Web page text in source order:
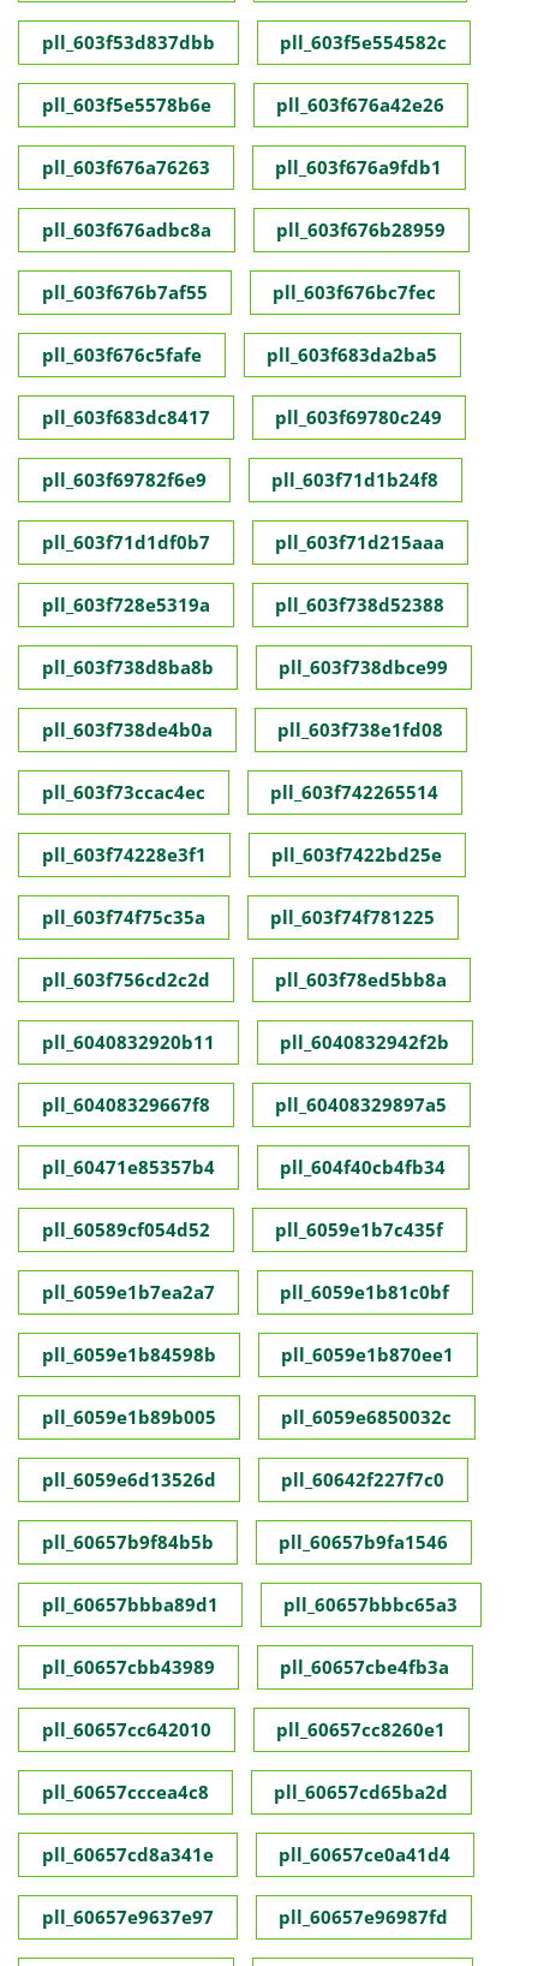
pll_603f53d837dbb pll_603f5e554582c
pll_603f5e5578b6e pll_603f676a42e26
pll_603f676a76263 pll_603f676a9fdb1
pll_603f676adbc8a pll_603f676b28959
pll_603f676b7af55 pll_603f676bc7fec
pll_603f676c5fafe pll_603f683da2ba5
pll_603f683dc8417 pll_603f69780c249
pll_603f69782f6e9 pll_603f71d1b24f8
pll_603f71d1df0b7 pll_603f71d215aaa
pll_603f728e5319a pll_603f738d52388
pll_603f738d8ba8b pll_603f738dbce99
pll_603f738de4b0a pll_603f738e1fd08
pll_603f73ccac4ec pll_603f742265514
pll_603f74228e3f1 pll_603f7422bd25e
pll_603f74f75c35a pll_603f74f781225
pll_603f756cd2c2d pll_603f78ed5bb8a
pll_6040832920b11 pll_6040832942f2b
pll_60408329667f8 pll_60408329897a5
pll_60471e85357b4 pll_604f40cb4fb34
pll_60589cf054d52 pll_6059e1b7c435f
pll_6059e1b7ea2a7 pll_6059e1b81c0bf
pll_6059e1b84598b pll_6059e1b870ee1
pll_6059e1b89b005 pll_6059e6850032c
pll_6059e6d13526d pll_60642f227f7c0
pll_60657b9f84b5b pll_60657b9fa1546
pll_60657bbba89d1 pll_60657bbbc65a3
pll_60657cbb43989 pll_60657cbe4fb3a
pll_60657cc642010 pll_60657cc8260e1
pll_60657cccea4c8 pll_60657cd65ba2d
pll_60657cd8a341e pll_60657ce0a41d4
pll_60657e9637e97 pll_60657e96987fd